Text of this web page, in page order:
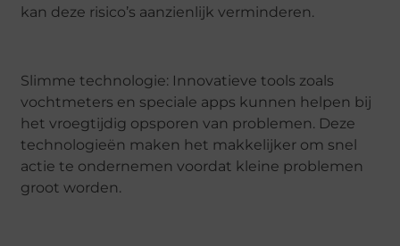
kan deze risico’s aanzienlijk verminderen.
Slimme technologie: Innovatieve tools zoals
vochtmeters en speciale apps kunnen helpen bij
het vroegtijdig opsporen van problemen. Deze
technologieën maken het makkelijker om snel
actie te ondernemen voordat kleine problemen
groot worden.